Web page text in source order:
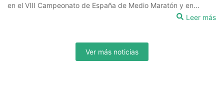
en el VIII Campeonato de España de Medio Maratón y en...
Leer más
Ver más noticias